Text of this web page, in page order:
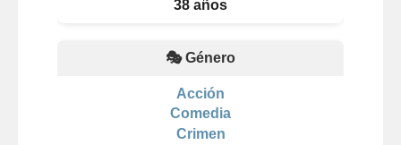
38 años
🎭 Género
Acción
Comedia
Crimen